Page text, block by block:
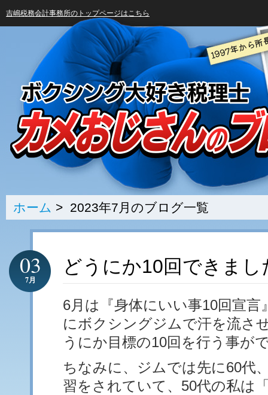
吉嶋税務会計事務所のトップページはこちら
ホーム > 2023年7月のブログ一覧
どうにか10回できまし
03
7月
6月は『身体にいい事10回宣言
にボクシングジムで汗を流さ
うにか目標の10回を行う事が
ちなみに、ジムでは先に60代
習をされていて、50代の私は